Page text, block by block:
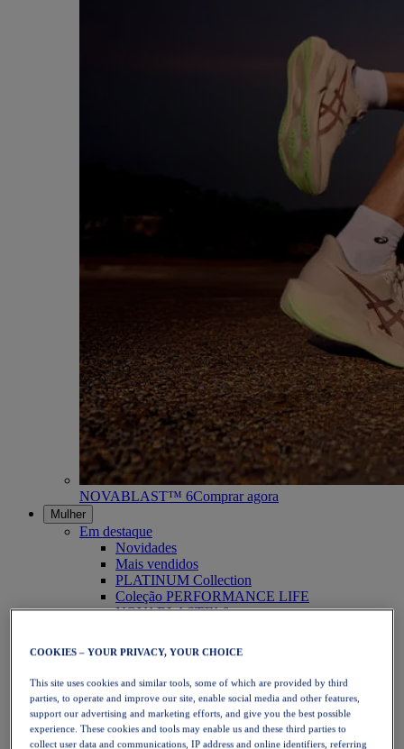
NOVABLAST™ 6Comprar agora
Mulher
Em destaque
Novidades
Mais vendidos
PLATINUM Collection
Coleção PERFORMANCE LIFE
NOVABLAST™ 6
Corrida
Corrida em trilho
Ténis
Voleibol
Andebol
Padel
Netball
COOKIES – YOUR PRIVACY, YOUR CHOICE
This site uses cookies and similar tools, some of which are provided by third
parties, to operate and improve our site, enable social media and other features,
support our advertising and marketing efforts, and give you the best possible
experience. These cookies and tools may enable us and these third parties to
collect user data and communications, IP address and online identifiers, referring